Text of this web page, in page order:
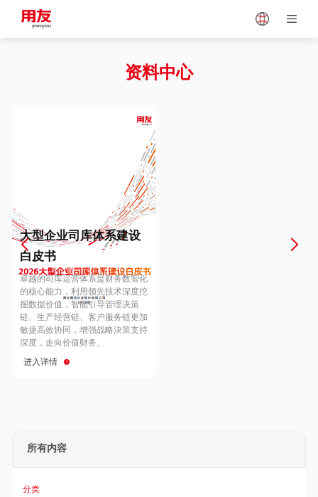
Vietnam
Europe
Hungary
Hong Kong
资料中心
大型企业司库体系建设
白皮书
卓越的司库运营体系是财务数智化
的核心能力，利用领先技术深度挖
掘数据价值，智能引导管理决策
链、生产经营链、客户服务链更加
敏捷高效协同，增强战略決策支持
深度，走向价值财务。
进入详情
所有内容
分类